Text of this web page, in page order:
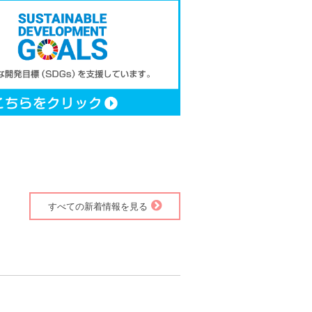
すべての新着情報を見る